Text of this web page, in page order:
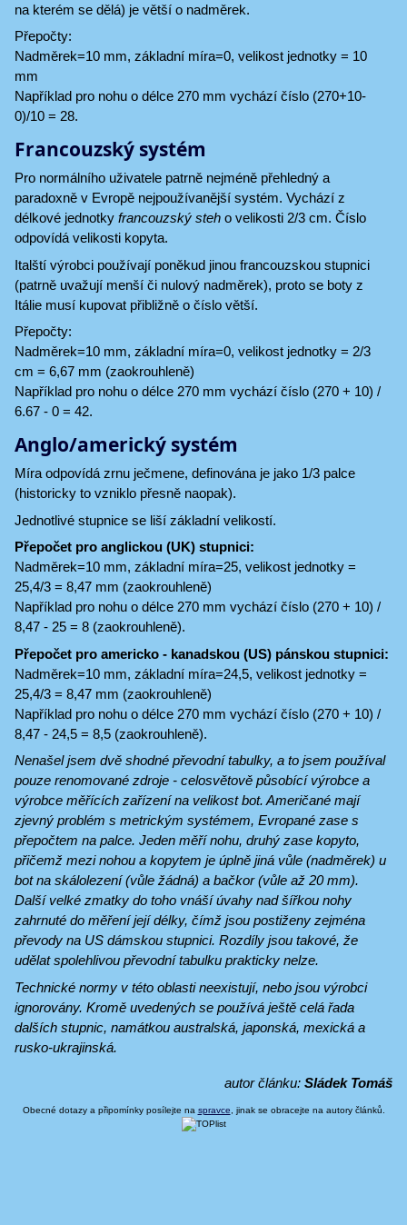
na kterém se dělá) je větší o nadměrek.
Přepočty:
Nadměrek=10 mm, základní míra=0, velikost jednotky = 10
mm
Například pro nohu o délce 270 mm vychází číslo (270+10-
0)/10 = 28.
Francouzský systém
Pro normálního uživatele patrně nejméně přehledný a
paradoxně v Evropě nejpoužívanější systém. Vychází z
délkové jednotky francouzský steh o velikosti 2/3 cm. Číslo
odpovídá velikosti kopyta.
Italští výrobci používají poněkud jinou francouzskou stupnici
(patrně uvažují menší či nulový nadměrek), proto se boty z
Itálie musí kupovat přibližně o číslo větší.
Přepočty:
Nadměrek=10 mm, základní míra=0, velikost jednotky = 2/3
cm = 6,67 mm (zaokrouhleně)
Například pro nohu o délce 270 mm vychází číslo (270 + 10) /
6.67 - 0 = 42.
Anglo/americký systém
Míra odpovídá zrnu ječmene, definována je jako 1/3 palce
(historicky to vzniklo přesně naopak).
Jednotlivé stupnice se liší základní velikostí.
Přepočet pro anglickou (UK) stupnici:
Nadměrek=10 mm, základní míra=25, velikost jednotky =
25,4/3 = 8,47 mm (zaokrouhleně)
Například pro nohu o délce 270 mm vychází číslo (270 + 10) /
8,47 - 25 = 8 (zaokrouhleně).
Přepočet pro americko - kanadskou (US) pánskou stupnici:
Nadměrek=10 mm, základní míra=24,5, velikost jednotky =
25,4/3 = 8,47 mm (zaokrouhleně)
Například pro nohu o délce 270 mm vychází číslo (270 + 10) /
8,47 - 24,5 = 8,5 (zaokrouhleně).
Nenašel jsem dvě shodné převodní tabulky, a to jsem používal
pouze renomované zdroje - celosvětově působící výrobce a
výrobce měřících zařízení na velikost bot. Američané mají
zjevný problém s metrickým systémem, Evropané zase s
přepočtem na palce. Jeden měří nohu, druhý zase kopyto,
přičemž mezi nohou a kopytem je úplně jiná vůle (nadměrek) u
bot na skálolezení (vůle žádná) a bačkor (vůle až 20 mm).
Další velké zmatky do toho vnáší úvahy nad šířkou nohy
zahrnuté do měření její délky, čímž jsou postiženy zejména
převody na US dámskou stupnici. Rozdíly jsou takové, že
udělat spolehlivou převodní tabulku prakticky nelze.
Technické normy v této oblasti neexistují, nebo jsou výrobci
ignorovány. Kromě uvedených se používá ještě celá řada
dalších stupnic, namátkou australská, japonská, mexická a
rusko-ukrajinská.
autor článku: Sládek Tomáš
Obecné dotazy a připomínky posílejte na spravce , jinak se obracejte na autory článků.